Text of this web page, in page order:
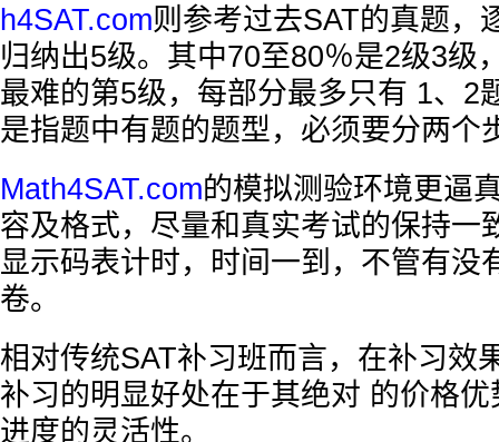
h4SAT.com则参考过去SAT的真题，
归纳出5级。其中70至80％是2级3级
最难的第5级，每部分最多只有 1、2
是指题中有题的题型，必须要分两个
Math4SAT.com的模拟测验环境更逼
容及格式，尽量和真实考试的保持一
显示码表计时，时间一到，不管有没
卷。
相对传统SAT补习班而言，在补习效
补习的明显好处在于其绝对 的价格
进度的灵活性。